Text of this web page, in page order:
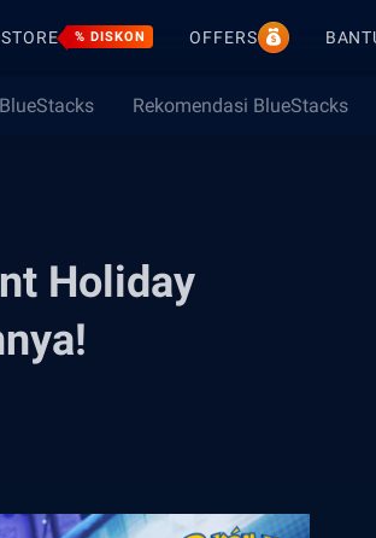
STORE % DISKON OFFERS
Rekomendasi BlueStacks
Holiday